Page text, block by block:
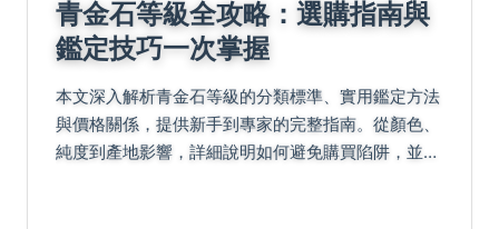
青金石等級全攻略：選購指南與
鑑定技巧一次掌握
本文深入解析青金石等級的分類標準、實用鑑定方法
與價格關係，提供新手到專家的完整指南。從顏色、
純度到產地影響，詳細說明如何避免購買陷阱，並解